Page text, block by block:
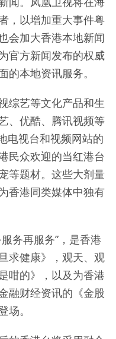
，以增加重大事件粤
会加大香港本地新闻
官方新闻发布的权威
的本地资讯服务。
综艺等文化产品和生
、优酷、腾讯视频等
电视台和视频网站的
民众欢迎的当红港台
等题材。这些大剂量
香港同类媒体中独有
务再服务”，是香港
求健康》，观天、观
咁的》，以及为香港
融财经资讯的《金股
。